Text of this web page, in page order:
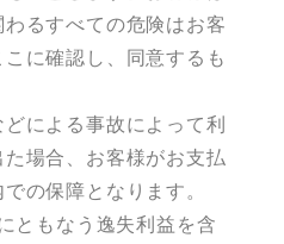
るすべての危険はお客
に確認し、同意するも
による事故によって利
場合、お客様がお支払
の保障となります。
ともなう逸失利益を含